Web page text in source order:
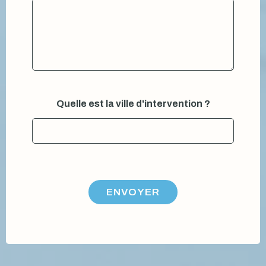
Quelle est la ville d'intervention ?
ENVOYER